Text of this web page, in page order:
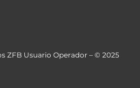
ZFB Usuario Operador – © 2025